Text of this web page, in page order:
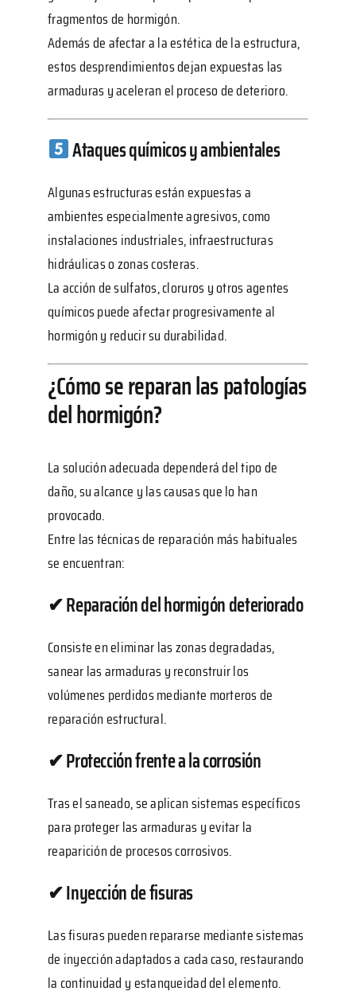
fragmentos de hormigón.
Además de afectar a la estética de la estructura,
estos desprendimientos dejan expuestas las
armaduras y aceleran el proceso de deterioro.
Ataques químicos y ambientales
Algunas estructuras están expuestas a
ambientes especialmente agresivos, como
instalaciones industriales, infraestructuras
hidráulicas o zonas costeras.
La acción de sulfatos, cloruros y otros agentes
químicos puede afectar progresivamente al
hormigón y reducir su durabilidad.
¿Cómo se reparan las patologías
del hormigón?
La solución adecuada dependerá del tipo de
daño, su alcance y las causas que lo han
provocado.
Entre las técnicas de reparación más habituales
se encuentran:
✔ Reparación del hormigón deteriorado
Consiste en eliminar las zonas degradadas,
sanear las armaduras y reconstruir los
volúmenes perdidos mediante morteros de
reparación estructural.
✔ Protección frente a la corrosión
Tras el saneado, se aplican sistemas específicos
para proteger las armaduras y evitar la
reaparición de procesos corrosivos.
✔ Inyección de fisuras
Las fisuras pueden repararse mediante sistemas
de inyección adaptados a cada caso, restaurando
la continuidad y estanqueidad del elemento.